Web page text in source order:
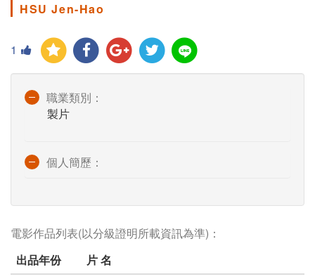
HSU Jen-Hao
1
職業類別：
製片
個人簡歷：
電影作品列表(以分級證明所載資訊為準)：
出品年份
片 名